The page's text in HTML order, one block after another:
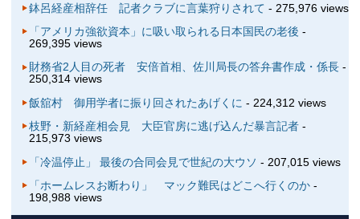
鉢呂経産相辞任 記者クラブに言葉狩りされて - 275,976 views
「アメリカ強欲資本」に吸い取られる日本国民の老後 -
269,395 views
財務省2人目の死者 安倍首相、佐川局長の答弁書作成・係長-
250,314 views
飯舘村 御用学者に振り回されたあげくに - 224,312 views
枝野・新経産相会見 大臣官房に逃げ込んだ暴言記者-
215,973 views
「冷温停止」 最後の合同会見で世紀の大ウソ - 207,015 views
「ホームレスお断わり」 マック難民はどこへ行くのか-
198,988 views